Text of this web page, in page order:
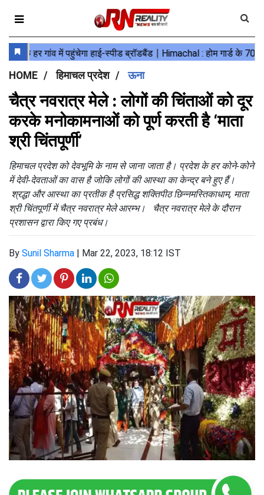
HOME हिमाचल प्रदेश ऊना
चैत्र नवरात्र मेले : लोगों की चिंताओं को दूर
करके मनोकामनाओं को पूर्ण करती है ‘माता
श्री चिंतपूर्णी’
हिमाचल प्रदेश को देवभूमि के नाम से जाना जाता है। प्रदेश के हर कोने-कोने
में देवी-देवताओं का वास है जोकि लोगों की आस्था का केन्द्र बने हुए हैं।
श्रद्धा और आस्था का प्रतीक है प्रसिद्ध शक्तिपीठ छिन्नमस्तिकाधाम, माता
श्री चिंतपूर्णी में चैत्र नवरात्र मेले आरम्भ। चैत्र नवरात्र मेले के दौरान
प्रशासन द्वारा किए गए प्रबंध।
By Sunil Sharma | Mar 22, 2023, 18:12 IST